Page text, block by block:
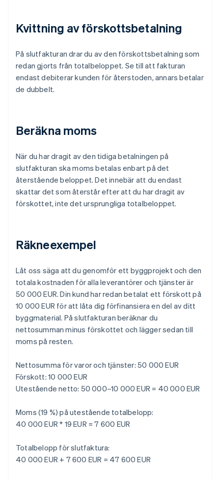
Kvittning av förskottsbetalning
På slutfakturan drar du av den förskottsbetalning som
redan gjorts från totalbeloppet. Se till att fakturan
endast debiterar kunden för återstoden, annars betalar
de dubbelt.
Beräkna moms
När du har dragit av den tidiga betalningen på
slutfakturan ska moms betalas enbart på det
återstående beloppet. Det innebär att du endast
skattar det som återstår efter att du har dragit av
förskottet, inte det ursprungliga totalbeloppet.
Räkneexempel
Låt oss säga att du genomför ett byggprojekt och den
totala kostnaden för alla leverantörer och tjänster är
50 000 EUR. Din kund har redan betalat ett förskott på
10 000 EUR för att låta dig förfinansiera en del av ditt
byggmaterial. På slutfakturan beräknar du
nettosumman minus förskottet och lägger sedan till
moms på resten.
Nettosumma för varor och tjänster: 50 000 EUR
Förskott: 10 000 EUR
Utestående netto: 50 000–10 000 EUR = 40 000 EUR
Moms (19 %) på utestående totalbelopp:
40 000 EUR * 19 EUR = 7 600 EUR
Totalbelopp för slutfaktura:
40 000 EUR + 7 600 EUR = 47 600 EUR